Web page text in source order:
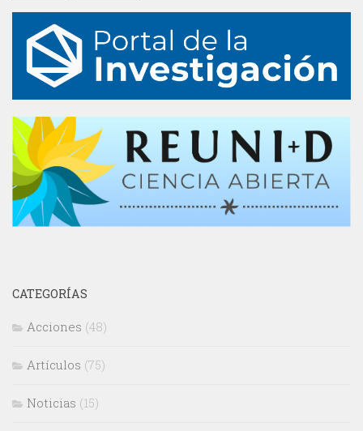
CATEGORÍAS
Acciones (48)
Artículos (75)
Noticias (15)